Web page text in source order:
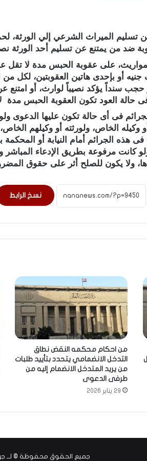
عن تسليم الميراث الشرعي إلي الورثة،
ضد من يمتنع عن تسليم أحد الورثة
جنيه أو بإحدى هاتين العقوبتين، لكل
سنداً يؤكد نصيباً لوارث، أو امتنع
حالة العود تكون العقوبة الحبس
فى أى حالة تكون عليها الدعوى
الخاص، ولورثته أو وكيلهم
فى هذه الجرائم أمام النيابة أو
كانت مرفوعة بطريق الإدعاء المباشر
ولا يكون للصلح أثر على حقوق
نسخ الرابط
من احكام محكمه النقض نطاق
التدخل الانضمامي يتحدد بتأييد طلبات
من يريد المتدخل الانضمام إليه من
طرفى الدعوى
29 يناير 2026
جميع الحقوق محفوظة © لــ